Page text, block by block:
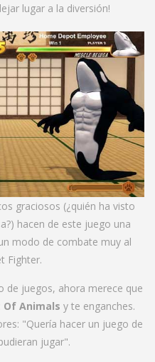
lugar a la diversión!
graciosos (¿quién ha visto
hacen de este juego una
modo de combate muy al
Fighter.
de juegos, ahora merece que
Of Animals y te enganches.
"Quería hacer un juego de
jugar".